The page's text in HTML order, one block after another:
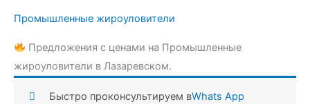
Промышленные жироуловители
Предложения с ценами на Промышленные
жироуловители в Лазаревском.
Быстро проконсультируем вWhats App